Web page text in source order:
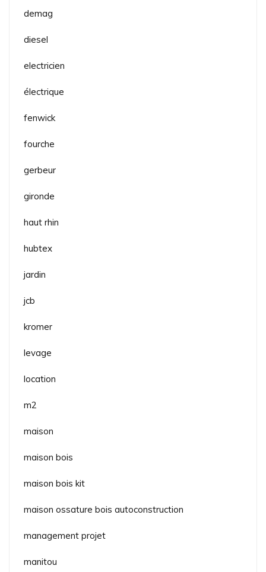
demag
diesel
electricien
électrique
fenwick
fourche
gerbeur
gironde
haut rhin
hubtex
jardin
jcb
kromer
levage
location
m2
maison
maison bois
maison bois kit
maison ossature bois autoconstruction
management projet
manitou